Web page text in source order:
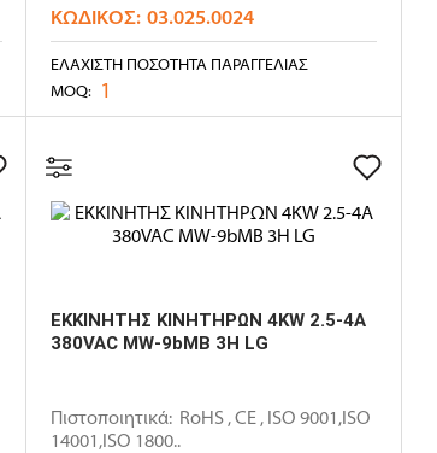
ΚΩΔΙΚΌΣ: 03.025.0024
ΕΛΆΧΙΣΤΗ ΠΟΣΌΤΗΤΑ ΠΑΡΑΓΓΕΛΊΑΣ
MOQ: 1
ΕΚΚΙΝΗΤΗΣ ΚΙΝΗΤΗΡΩΝ 4KW 2.5-4A
380VAC MW-9bMB 3H LG
Πιστοποιητικά: RoHS , CE , ISO 9001,ISO
14001,ISO 1800..